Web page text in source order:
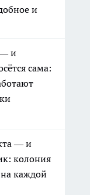
и
— и
сама:
— и
колония
каждой